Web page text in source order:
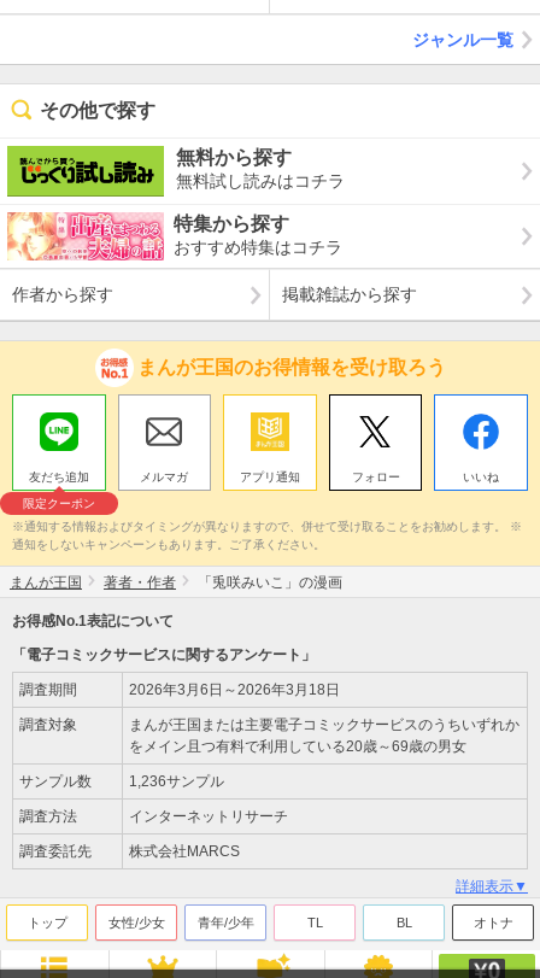
ジャンル一覧
その他で探す
無料から探す
無料試し読みはコチラ
特集から探す
おすすめ特集はコチラ
作者から探す 掲載雑誌から探す
まんが王国のお得情報を受け取ろう
友だち追加
限定クーポン
メルマガ アプリ通知 フォロー いいね
※通知する情報およびタイミングが異なりますので、併せて受け取ることをお勧めします。 ※
通知をしないキャンペーンもあります。ご了承ください。
まんが王国 著者・作者 「兎咲みいこ」の漫画
お得感No.1表記について
「電子コミックサービスに関するアンケート」
調査期間 2026年3月6日～2026年3月18日
調査対象
まんが王国または主要電子コミックサービスのうちいずれか
をメイン且つ有料で利用している20歳～69歳の男女
サンプル数 1,236サンプル
調査方法 インターネットリサーチ
調査委託先 株式会社MARCS
詳細表示▼
トップ 女性/少女 青年/少年 TL BL オトナ